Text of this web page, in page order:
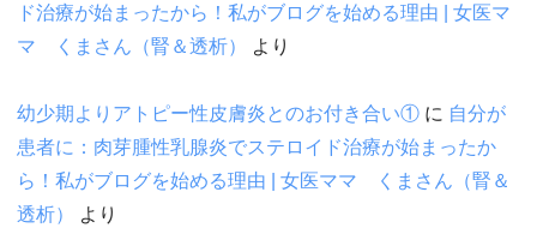
ド治療が始まったから！私がブログを始める理由 | 女医マ
マ くまさん（腎＆透析）
より
幼少期よりアトピー性皮膚炎とのお付き合い① に 自分が
患者に：肉芽腫性乳腺炎でステロイド治療が始まったか
ら！私がブログを始める理由 | 女医ママ くまさん（腎＆
透析）
より